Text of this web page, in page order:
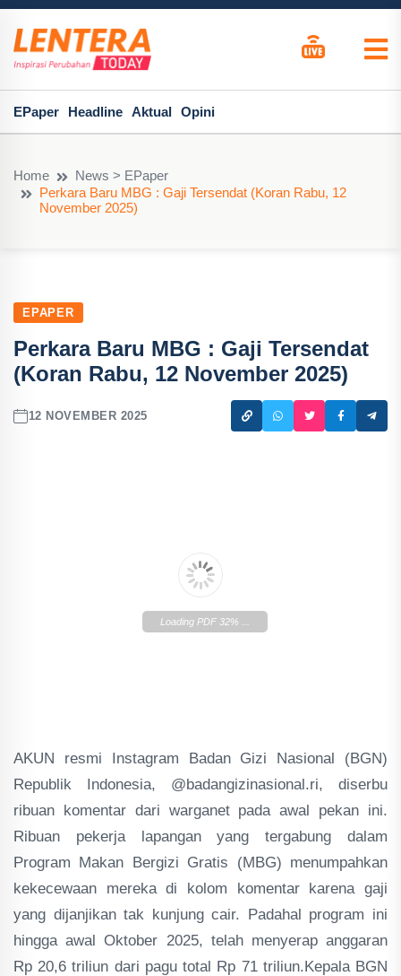
EPaper Headline Aktual Opini
Home
News > EPaper
Perkara Baru MBG : Gaji Tersendat (Koran Rabu, 12
November 2025)
EPAPER
Perkara Baru MBG : Gaji Tersendat
(Koran Rabu, 12 November 2025)
12 NOVEMBER 2025
Loading PDF 32% ...
AKUN resmi Instagram Badan Gizi Nasional (BGN)
Republik Indonesia, @badangizinasional.ri, diserbu
ribuan komentar dari warganet pada awal pekan ini.
Ribuan pekerja lapangan yang tergabung dalam
Program Makan Bergizi Gratis (MBG) menumpahkan
kekecewaan mereka di kolom komentar karena gaji
yang dijanjikan tak kunjung cair. Padahal program ini
hingga awal Oktober 2025, telah menyerap anggaran
Rp 20,6 triliun dari pagu total Rp 71 triliun.Kepala BGN